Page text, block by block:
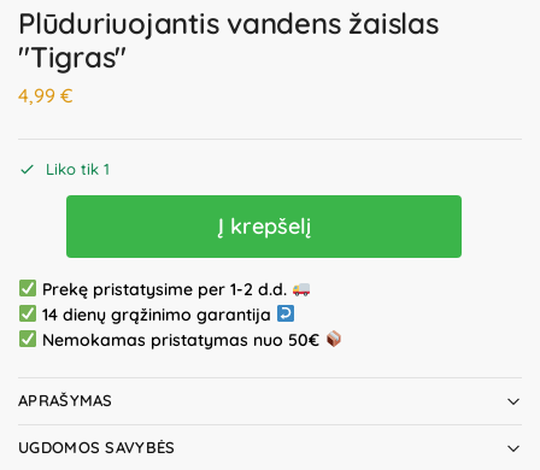
Plūduriuojantis vandens žaislas
"Tigras"
4,99 €
Liko tik 1
Į krepšelį
Prekę pristatysime per 1-2 d.d.
14 dienų grąžinimo garantija
Nemokamas pristatymas nuo 50€
APRAŠYMAS
UGDOMOS SAVYBĖS